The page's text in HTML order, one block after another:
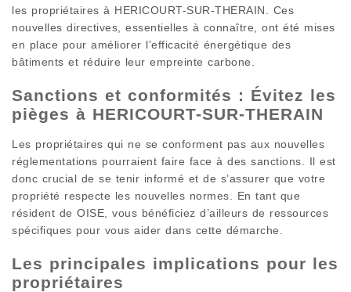
les propriétaires à HERICOURT-SUR-THERAIN. Ces
nouvelles directives, essentielles à connaître, ont été mises
en place pour améliorer l’efficacité énergétique des
bâtiments et réduire leur empreinte carbone.
Sanctions et conformités : Évitez les
pièges à HERICOURT-SUR-THERAIN
Les propriétaires qui ne se conforment pas aux nouvelles
réglementations pourraient faire face à des sanctions. Il est
donc crucial de se tenir informé et de s’assurer que votre
propriété respecte les nouvelles normes. En tant que
résident de OISE, vous bénéficiez d’ailleurs de ressources
spécifiques pour vous aider dans cette démarche.
Les principales implications pour les
propriétaires